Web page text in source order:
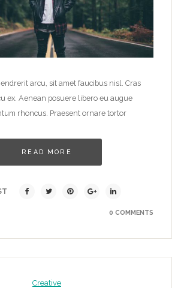
arcu, sit amet faucibus nisl. Cras
ex. Aenean posuere libero eu augue
rhoncus. Praesent ornare tortor
READ MORE
0 COMMENTS
Creative